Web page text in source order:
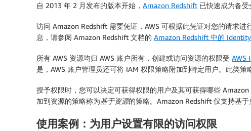
自 2013 年 2 月发布的版本开始， Amazon Redshift 已快速成为备受
访问 Amazon Redshift 需要凭证，AWS 可根据此凭证对您的请求
息，请参阅 Amazon Redshift 文档的 Amazon Redshift 中的
所有 AWS 资源均归 AWS 账户所有，创建或访问资源的权限受 AWS
是，AWS 账户管理员还可将 IAM 权限策略附加到特定用户。此类
授予权限时，您可以决定可获得权限的用户及其可获得哪些
加到资源的策略称为基于资源的策略。Amazon Redshift 仅支持基于
使用案例：为用户设置有限的访问权限